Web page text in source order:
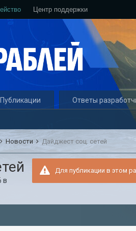
Центр поддержки
Публикации Ответы
Новости Дайджест соц. сетей
Для публикации в этом
в